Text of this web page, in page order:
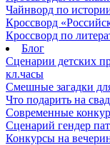
Чайнворд по
Кроссворд
Кроссворд по
Блог
Сценарии детских
кл.часы
Смешные загадки
Что подарить на
Современные
Сценарий гендер
Конкурсы на